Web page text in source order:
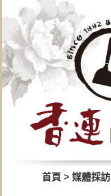
首頁 > 媒體採訪